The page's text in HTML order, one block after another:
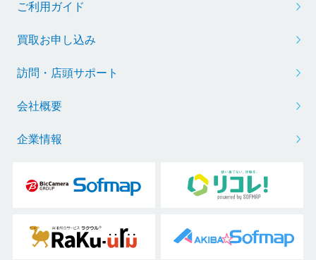
ご利用ガイド
買取お申し込み
訪問・店頭サポート
会社概要
企業情報